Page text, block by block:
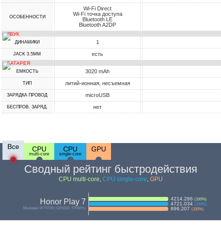
ОСОБЕННОСТИ
Wi-Fi Direct
Wi-Fi точка доступа
Bluetooth LE
Bluetooth A2DP
ЗВУК
ДИНАМИКИ 1
JACK 3.5MM есть
БАТАРЕЯ
ЕМКОСТЬ 3020 mAh
ТИП литий-ионная, несъемная
ЗАРЯДКА ПРОВОД microUSB
БЕСПРОВ. ЗАРЯД. нет
Все CPU
multi-core
CPU
single-core
GPU
Сводный рейтинг быстродействия
CPU multi-core, CPU single-core, GPU
Honor Play 7
Mediatek MT6739 | GE8100, 570MHz
4214.286 (100%)
4721.034 (100%)
896.207 (100%)